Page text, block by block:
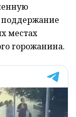
поддержание
местах
горожанина.